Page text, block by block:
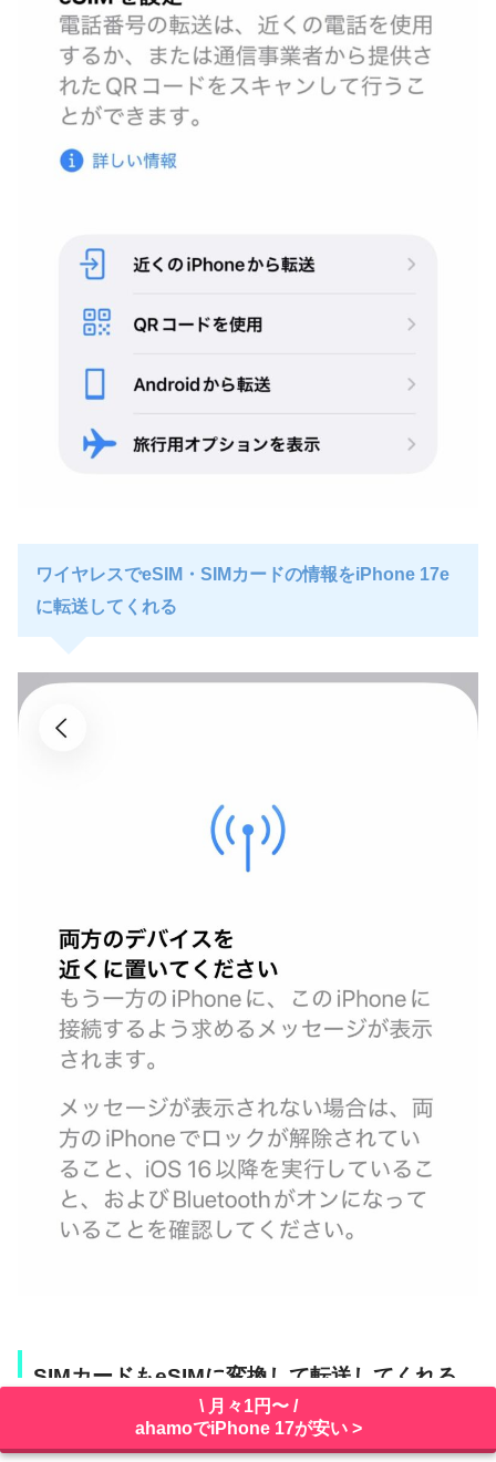
ワイヤレスでeSIM・SIMカードの情報をiPhone 17e
に転送してくれる
SIMカードもeSIMに変換して転送してくれる
\ 月々1円〜 /
ahamoでiPhone 17が安い >